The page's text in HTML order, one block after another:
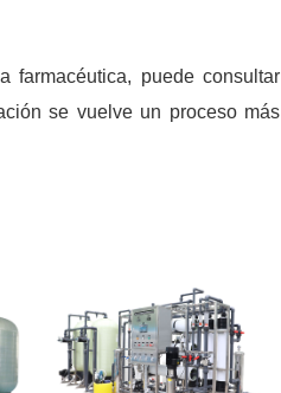
farmacéutica, puede consultar
se vuelve un proceso más